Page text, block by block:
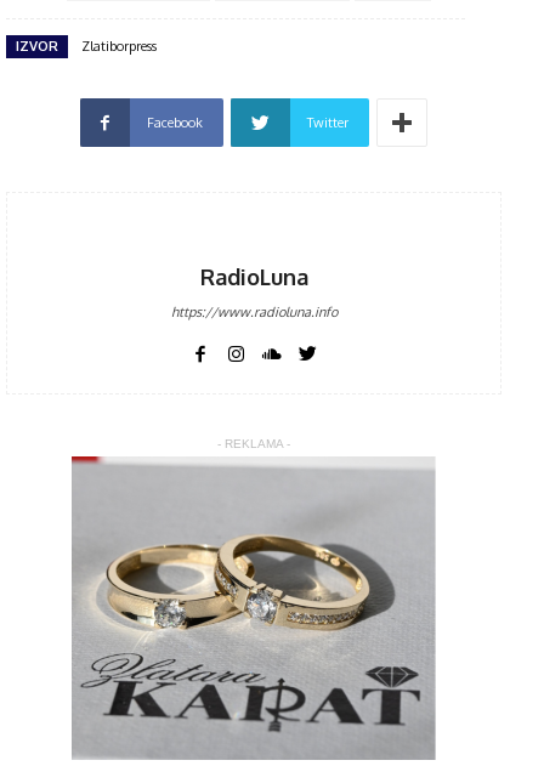
IZVOR Zlatiborpress
Facebook Twitter
RadioLuna
https://www.radioluna.info
- REKLAMA -